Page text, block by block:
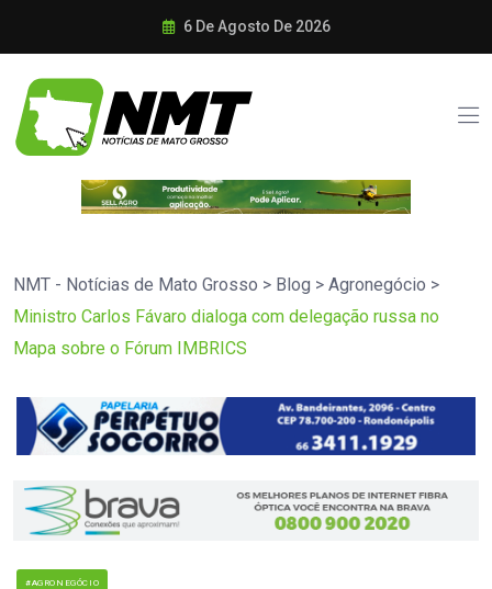
6 De Agosto De 2026
NMT - Notícias de Mato Grosso > Blog > Agronegócio >
Ministro Carlos Fávaro dialoga com delegação russa no
Mapa sobre o Fórum IMBRICS
#AGRONEGÓCIO